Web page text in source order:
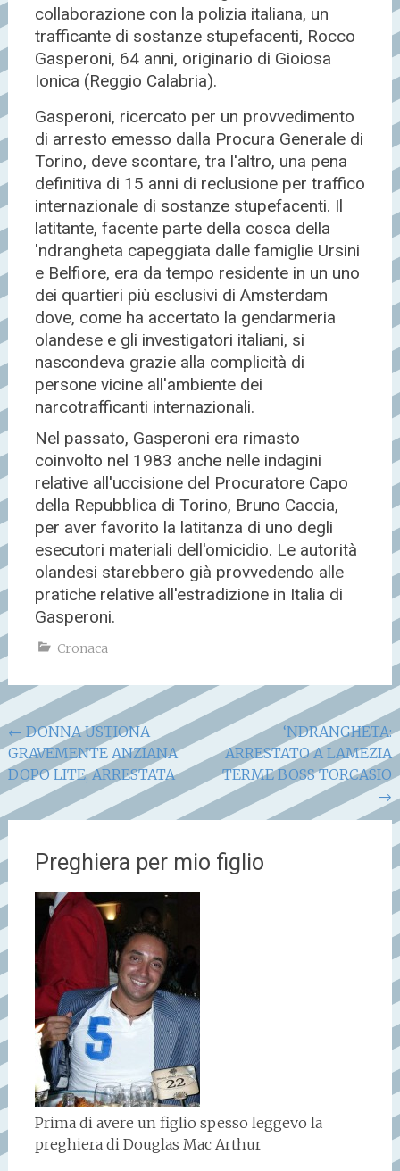
collaborazione con la polizia italiana, un
trafficante di sostanze stupefacenti, Rocco
Gasperoni, 64 anni, originario di Gioiosa
Ionica (Reggio Calabria).
Gasperoni, ricercato per un provvedimento
di arresto emesso dalla Procura Generale di
Torino, deve scontare, tra l'altro, una pena
definitiva di 15 anni di reclusione per traffico
internazionale di sostanze stupefacenti. Il
latitante, facente parte della cosca della
'ndrangheta capeggiata dalle famiglie Ursini
e Belfiore, era da tempo residente in un uno
dei quartieri più esclusivi di Amsterdam
dove, come ha accertato la gendarmeria
olandese e gli investigatori italiani, si
nascondeva grazie alla complicità di
persone vicine all'ambiente dei
narcotrafficanti internazionali.
Nel passato, Gasperoni era rimasto
coinvolto nel 1983 anche nelle indagini
relative all'uccisione del Procuratore Capo
della Repubblica di Torino, Bruno Caccia,
per aver favorito la latitanza di uno degli
esecutori materiali dell'omicidio. Le autorità
olandesi starebbero già provvedendo alle
pratiche relative all'estradizione in Italia di
Gasperoni.
Cronaca
Navigazione
articoli
← DONNA USTIONA
GRAVEMENTE ANZIANA
DOPO LITE, ARRESTATA
‘NDRANGHETA:
ARRESTATO A LAMEZIA
TERME BOSS TORCASIO
→
Preghiera per mio figlio
Prima di avere un figlio spesso leggevo la
preghiera di Douglas Mac Arthur